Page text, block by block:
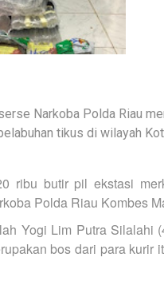
Narkoba Polda Riau
tikus di wilayah
ribu butir pil ekstasi
Polda Riau Kombes
Yogi Lim Putra Silalahi
bos dari para kurir